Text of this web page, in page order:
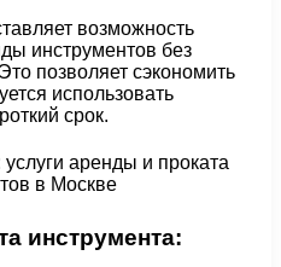
возможность
инструментов без
позволяет сэкономить
использовать
срок.
инструмента: